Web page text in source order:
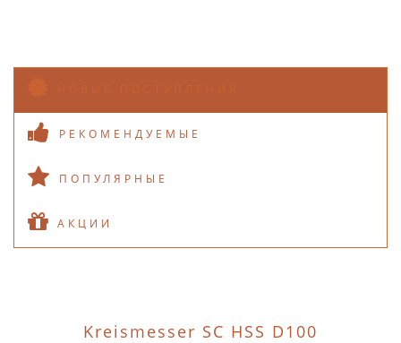
РЕКОМЕНДУЕМЫЕ
ПОПУЛЯРНЫЕ
АКЦИИ
Kreismesser SC HSS D100